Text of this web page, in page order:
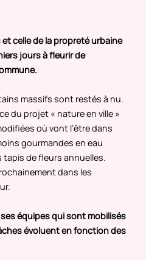
et celle de la propreté urbaine
jours à fleurir de
massifs sont restés à nu.
du projet « nature en ville »
où vont l’être dans
gourmandes en eau
tapis de fleurs annuelles.
dans les
équipes qui sont mobilisés
évoluent en fonction des